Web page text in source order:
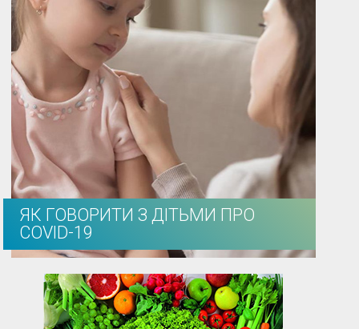
ЯК ГОВОРИТИ З ДІТЬМИ ПРО
COVID-19